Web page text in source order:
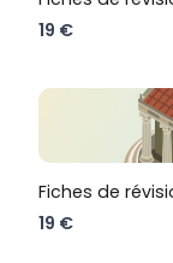
19 €
Fiches de
19 €